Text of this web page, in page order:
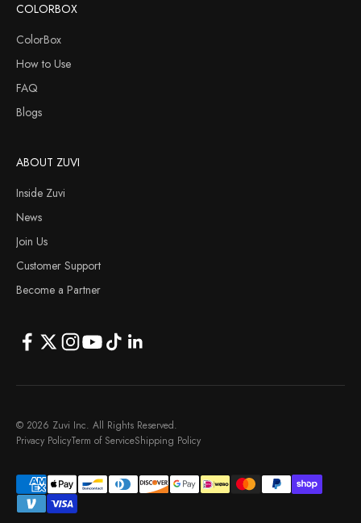
COLORBOX
ColorBox
How to Use
FAQ
Blogs
ABOUT ZUVI
Inside Zuvi
News
Join Us
Customer Support
Become a Partner
© 2026 Zuvi Inc. All Rights Reserved.
Privacy PolicyTerm of ServiceShipping Policy